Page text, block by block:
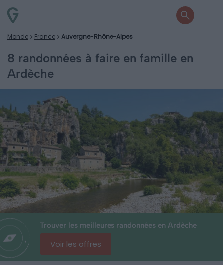
Monde France Auvergne-Rhône-Alpes
8 randonnées à faire en famille en
Ardèche
Trouver les meilleures randonnées en Ardèche
Voir les offres